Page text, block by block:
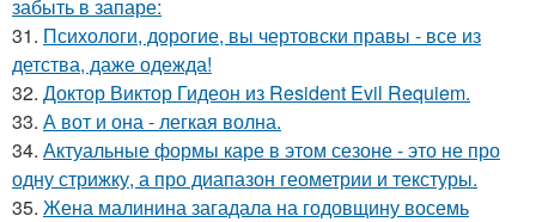
забыть в запаре:
31. Психологи, дорогие, вы чертовски правы - все из
детства, даже одежда!
32. Доктор Виктор Гидеон из Resident Evil Requiem.
33. А вот и она - легкая волна.
34. Актуальные формы каре в этом сезоне - это не про
одну стрижку, а про диапазон геометрии и текстуры.
35. Жена малинина загадала на годовщину восемь